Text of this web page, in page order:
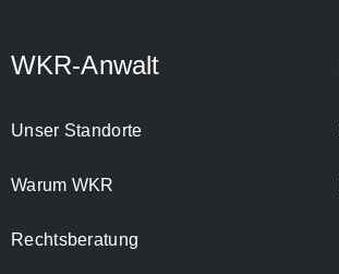
WKR-Anwalt
Unser Standorte
Warum WKR
Rechtsberatung